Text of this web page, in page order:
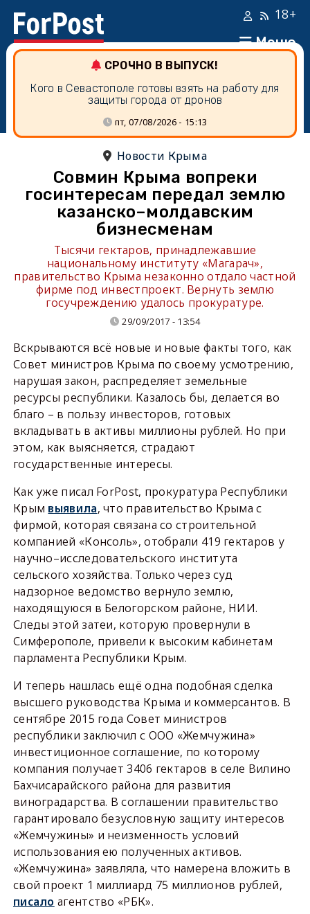
Меню
18+
СРОЧНО В ВЫПУСК!
Кого в Севастополе готовы взять на работу для
защиты города от дронов
пт, 07/08/2026 - 15:13
Новости Крыма
Совмин Крыма вопреки
госинтересам передал землю
казанско–молдавским
бизнесменам
Тысячи гектаров, принадлежавшие
национальному институту «Магарач»,
правительство Крыма незаконно отдало частной
фирме под инвестпроект. Вернуть землю
госучреждению удалось прокуратуре.
29/09/2017 - 13:54
Вскрываются всё новые и новые факты того, как
Совет министров Крыма по своему усмотрению,
нарушая закон, распределяет земельные
ресурсы республики. Казалось бы, делается во
благо – в пользу инвесторов, готовых
вкладывать в активы миллионы рублей. Но при
этом, как выясняется, страдают
государственные интересы.
Как уже писал ForPost, прокуратура Республики
Крым выявила, что правительство Крыма с
фирмой, которая связана со строительной
компанией «Консоль», отобрали 419 гектаров у
научно–исследовательского института
сельского хозяйства. Только через суд
надзорное ведомство вернуло землю,
находящуюся в Белогорском районе, НИИ.
Следы этой затеи, которую провернули в
Симферополе, привели к высоким кабинетам
парламента Республики Крым.
И теперь нашлась ещё одна подобная сделка
высшего руководства Крыма и коммерсантов. В
сентябре 2015 года Совет министров
республики заключил с ООО «Жемчужина»
инвестиционное соглашение, по которому
компания получает 3406 гектаров в селе Вилино
Бахчисарайского района для развития
виноградарства. В соглашении правительство
гарантировало безусловную защиту интересов
«Жемчужины» и неизменность условий
использования ею полученных активов.
«Жемчужина» заявляла, что намерена вложить в
свой проект 1 миллиард 75 миллионов рублей,
писало агентство «РБК».